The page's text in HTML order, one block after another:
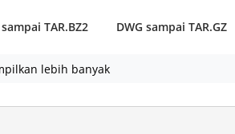
sampai TAR.BZ2 DWG sampai TAR.GZ
lebih banyak